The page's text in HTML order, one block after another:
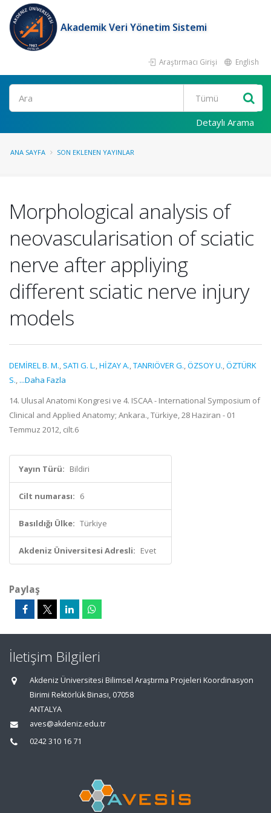
Akademik Veri Yönetim Sistemi
Araştırmacı Girişi English
Ara
Detaylı Arama
ANA SAYFA SON EKLENEN YAYINLAR
Morphological analysis of
neovascularisation of sciatic
nerve after appliying
different sciatic nerve injury
models
DEMİREL B. M., SATI G. L.,HİZAY A.,TANRIÖVER G.,ÖZSOY U.,ÖZTÜRK
S., ...Daha Fazla
14. Ulusal Anatomi Kongresi ve 4. ISCAA - International Symposium of
Clinical and Applied Anatomy; Ankara., Türkiye, 28 Haziran - 01
Temmuz 2012, cilt.6
Yayın Türü: Bildiri
Cilt numarası: 6
Basıldığı Ülke: Türkiye
Akdeniz Üniversitesi Adresli: Evet
Paylaş
İletişim Bilgileri
Akdeniz Üniversitesi Bilimsel Araştırma Projeleri Koordinasyon
Birimi Rektörlük Binası, 07058
ANTALYA
aves@akdeniz.edu.tr
0242 310 16 71